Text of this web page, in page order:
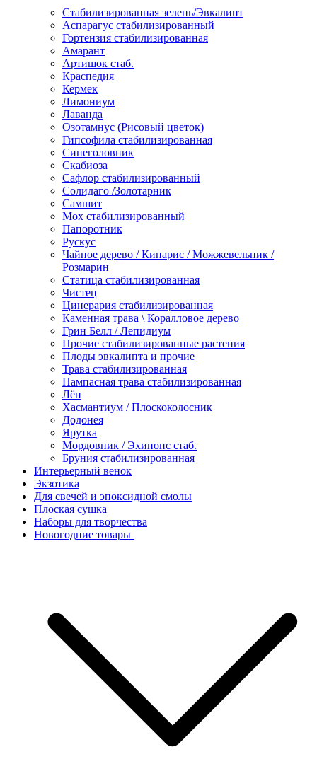
Стабилизированная зелень/Эвкалипт
Аспарагус стабилизированный
Гортензия стабилизированная
Амарант
Артишок стаб.
Краспедия
Кермек
Лимониум
Лаванда
Озотамнус (Рисовый цветок)
Гипсофила стабилизированная
Синеголовник
Скабиоза
Сафлор стабилизированный
Солидаго /Золотарник
Самшит
Мох стабилизированный
Папоротник
Рускус
Чайное дерево / Кипарис / Можжевельник /
Розмарин
Статица стабилизированная
Чистец
Цинерария стабилизированная
Каменная трава \ Коралловое дерево
Грин Белл / Лепидиум
Прочие стабилизированные растения
Плоды эвкалипта и прочие
Трава стабилизированная
Пампасная трава стабилизированная
Лён
Хасмантиум / Плоскоколосник
Додонея
Ярутка
Мордовник / Эхинопс стаб.
Бруния стабилизированная
Интерьерный венок
Экзотика
Для свечей и эпоксидной смолы
Плоская сушка
Наборы для творчества
Новогодние товары